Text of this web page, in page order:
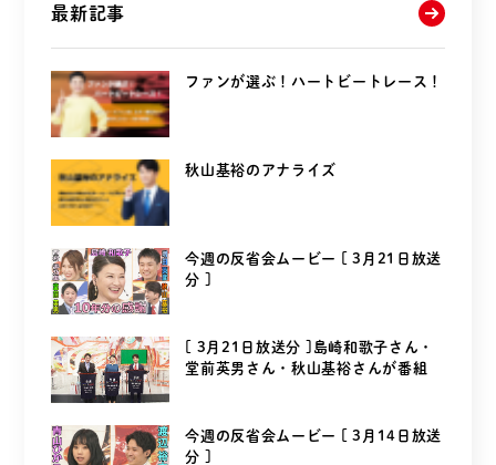
最新記事
ファンが選ぶ！ハートビートレース！
秋山基裕のアナライズ
今週の反省会ムービー [ 3月21日放送
分 ]
[ 3月21日放送分 ]島崎和歌子さん・
堂前英男さん・秋山基裕さんが番組
今週の反省会ムービー [ 3月14日放送
分 ]